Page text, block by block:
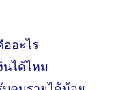
อะไร
นได้ไหม